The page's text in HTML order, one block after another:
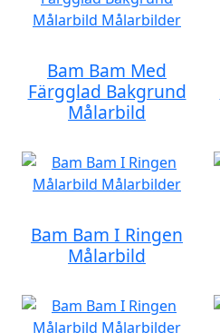
Bam Bam Med
Färgglad Bakgrund
Målarbild
Bam Bam I Ringen
Målarbild